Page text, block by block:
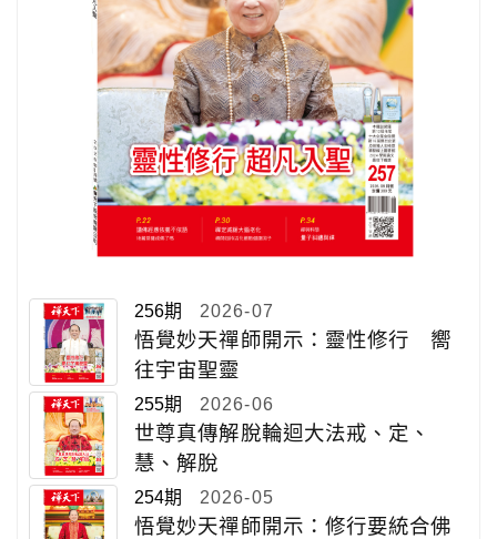
256期 2026-07
悟覺妙天禪師開示：靈性修行 嚮
往宇宙聖靈
255期 2026-06
世尊真傳解脫輪迴大法戒、定、
慧、解脫
254期 2026-05
悟覺妙天禪師開示：修行要統合佛